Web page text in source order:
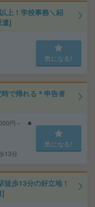
上！学校事務＼紹
遣]
気になる!
で帰れる＊申告者
円～ ■
13分
気になる!
歩13分の好立地！
]